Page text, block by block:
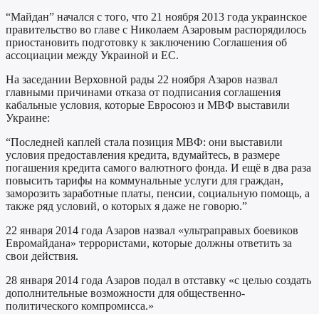
“Майдан” начался с того, что 21 ноября 2013 года украинское
правительство во главе с Николаем Азаровым распорядилось
приостановить подготовку к заключению Соглашения об
ассоциации между Украиной и ЕС.
На заседании Верховной рады 22 ноября Азаров назвал
главными причинами отказа от подписания соглашения
кабальные условия, которые Евросоюз и МВФ выставили
Украине:
“Последней каплей стала позиция МВФ: они выставили
условия предоставления кредита, вдумайтесь, в размере
погашения кредита самого валютного фонда. И ещё в два раза
повысить тарифы на коммунальные услуги для граждан,
заморозить заработные платы, пенсии, социальную помощь, а
также ряд условий, о которых я даже не говорю.”
22 января 2014 года Азаров назвал «ультраправых боевиков
Евромайдана» террористами, которые должны ответить за
свои действия.
28 января 2014 года Азаров подал в отставку «с целью создать
дополнительные возможности для общественно-
политического компромисса.»